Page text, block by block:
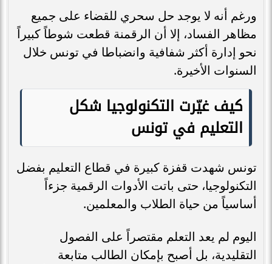
ورغم أنه لا يوجد حل سحري للقضاء على جميع
مظاهر الفساد، إلا أن الرقمنة قطعت شوطاً كبيراً
نحو إدارة أكثر شفافية وانضباطا في تونس خلال
السنوات الأخيرة.
كيف غيّرت التكنولوجيا شكل
التعليم في تونس
تونس شهدت قفزة كبيرة في قطاع التعليم بفضل
التكنولوجيا، حتى باتت الأدوات الرقمية جزءاً
أساسياً من حياة الطلاب والمعلمين.
اليوم لم يعد التعلم مقتصراً على الفصول
التقليدية، بل أصبح بإمكان الطالب متابعة